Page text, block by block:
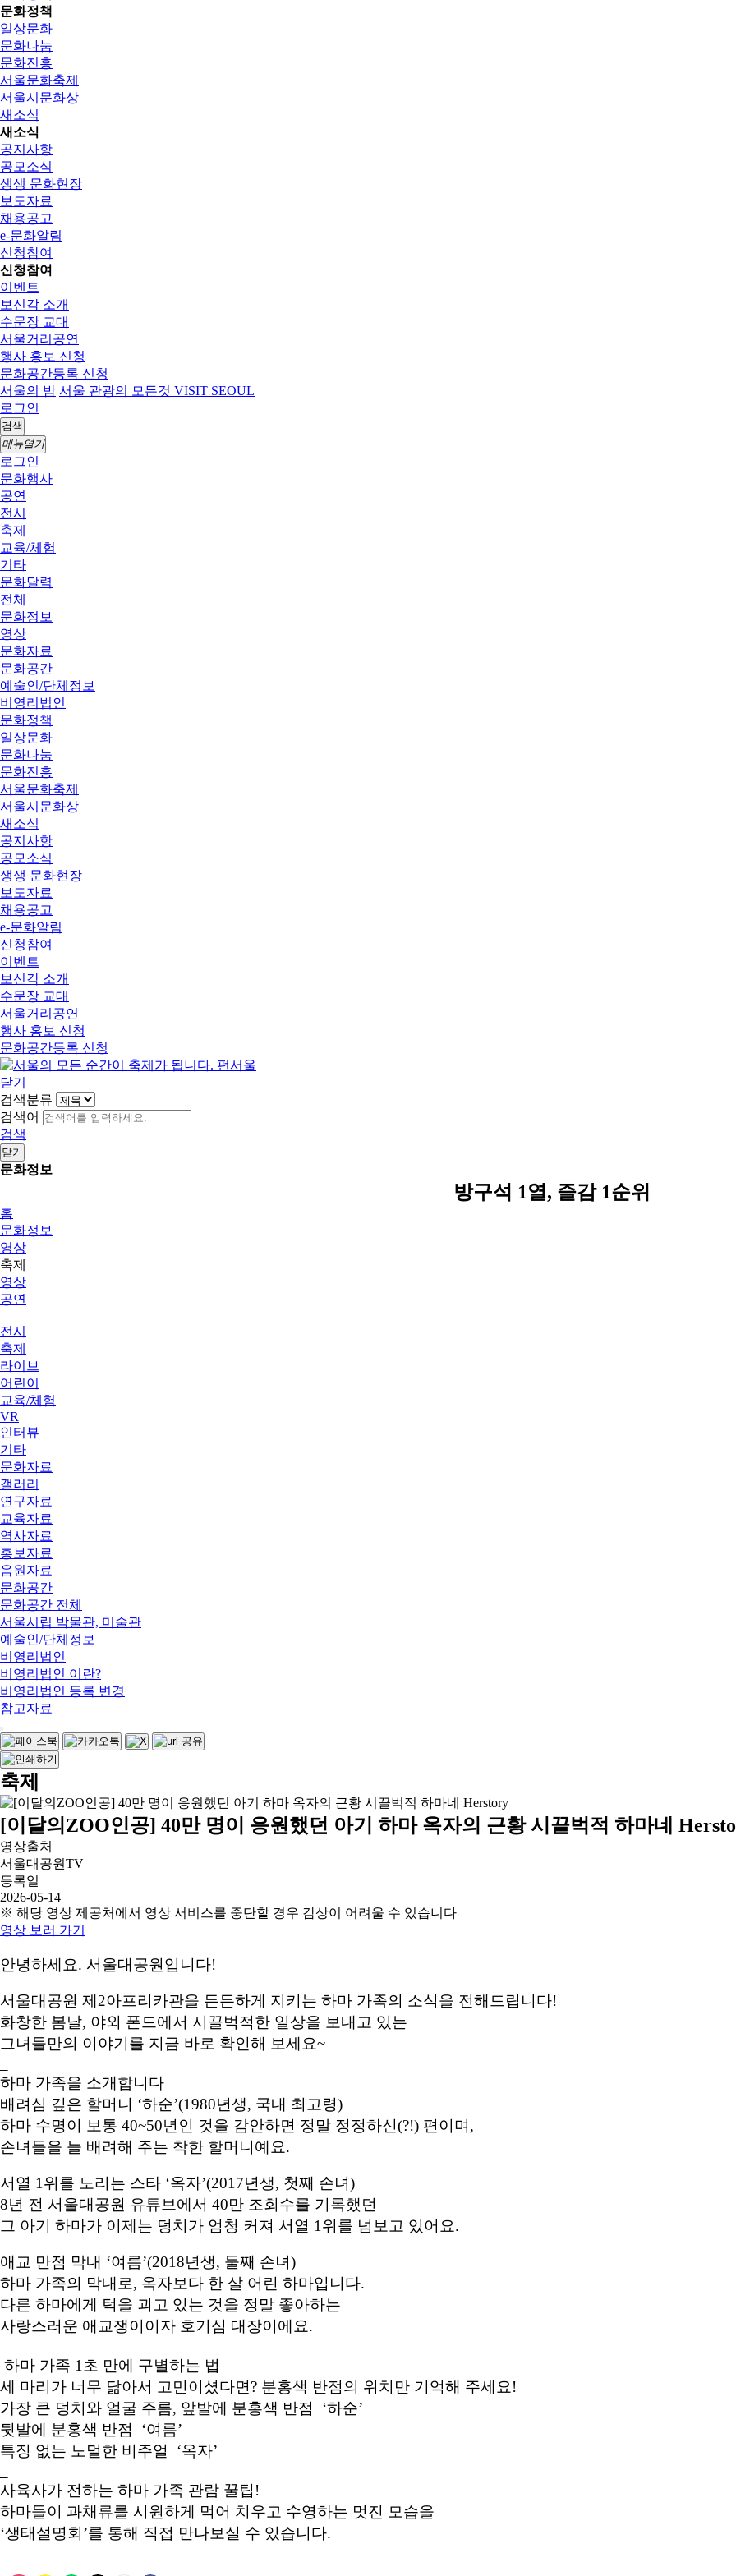
문화정책
일상문화
문화나눔
문화진흥
서울문화축제
서울시문화상
새소식
새소식
공지사항
공모소식
생생 문화현장
보도자료
채용공고
e-문화알림
신청참여
신청참여
이벤트
보신각 소개
수문장 교대
서울거리공연
행사 홍보 신청
문화공간등록 신청
서울의 밤 서울 관광의 모든것 VISIT SEOUL
로그인
검색
메뉴열기
로그인
문화행사
공연
전시
축제
교육/체험
기타
문화달력
전체
문화정보
영상
문화자료
문화공간
예술인/단체정보
비영리법인
문화정책
일상문화
문화나눔
문화진흥
서울문화축제
서울시문화상
새소식
공지사항
공모소식
생생 문화현장
보도자료
채용공고
e-문화알림
신청참여
이벤트
보신각 소개
수문장 교대
서울거리공연
행사 홍보 신청
문화공간등록 신청
닫기
검색분류
검색어
검색
닫기
문화정보
방구석 1열, 즐감 1순위
홈
문화정보
영상
축제
영상
공연
전시
축제
라이브
어린이
교육/체험
VR
인터뷰
기타
문화자료
갤러리
연구자료
교육자료
역사자료
홍보자료
음원자료
문화공간
문화공간 전체
서울시립 박물관, 미술관
예술인/단체정보
비영리법인
비영리법인 이란?
비영리법인 등록 변경
참고자료
축제
[이달의ZOO인공] 40만 명이 응원했던 아기 하마 옥자의 근황 시끌벅적 하마네
영상출처
서울대공원TV
등록일
2026-05-14
※ 해당 영상 제공처에서 영상 서비스를 중단할 경우 감상이 어려울 수 있습니다
영상 보러 가기
안녕하세요. 서울대공원입니다!
서울대공원 제2아프리카관을 든든하게 지키는 하마 가족의 소식을 전해드립니다!
화창한 봄날, 야외 폰드에서 시끌벅적한 일상을 보내고 있는
그녀들만의 이야기를 지금 바로 확인해 보세요~
하마 가족을 소개합니다
배려심 깊은 할머니 ‘하순’(1980년생, 국내 최고령)
하마 수명이 보통 40~50년인 것을 감안하면 정말 정정하신(?!) 편이며,
손녀들을 늘 배려해 주는 착한 할머니예요.
서열 1위를 노리는 스타 ‘옥자’(2017년생, 첫째 손녀)
8년 전 서울대공원 유튜브에서 40만 조회수를 기록했던
그 아기 하마가 이제는 덩치가 엄청 커져 서열 1위를 넘보고 있어요.
애교 만점 막내 ‘여름’(2018년생, 둘째 손녀)
하마 가족의 막내로, 옥자보다 한 살 어린 하마입니다.
다른 하마에게 턱을 괴고 있는 것을 정말 좋아하는
사랑스러운 애교쟁이이자 호기심 대장이에요.
하마 가족 1초 만에 구별하는 법
세 마리가 너무 닮아서 고민이셨다면? 분홍색 반점의 위치만 기억해 주세요!
가장 큰 덩치와 얼굴 주름, 앞발에 분홍색 반점 ‘하순’
뒷발에 분홍색 반점 ‘여름’
특징 없는 노멀한 비주얼 ‘옥자’
사육사가 전하는 하마 가족 관람 꿀팁!
하마들이 과채류를 시원하게 먹어 치우고 수영하는 멋진 모습을
‘생태설명회’를 통해 직접 만나보실 수 있습니다.